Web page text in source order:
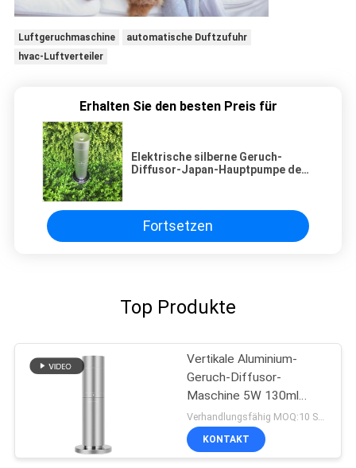
Luftgeruchmaschine
automatische Duftzufuhr
hvac-Luftverteiler
Erhalten Sie den besten Preis für
Elektrische silberne Geruch-
Diffusor-Japan-Hauptpumpe des
Fortsetzen
Top Produkte
Vertikale Aluminium-
Geruch-Diffusor-
Maschine 5W 130ml
200m3 für Hotle
Verhandlungsfähig MOQ:10 Stücke
KONTAKT